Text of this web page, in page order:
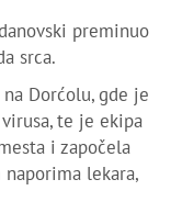
preminuo
srca.
Dorćolu, gde je
te je ekipa
i započela
lekara,